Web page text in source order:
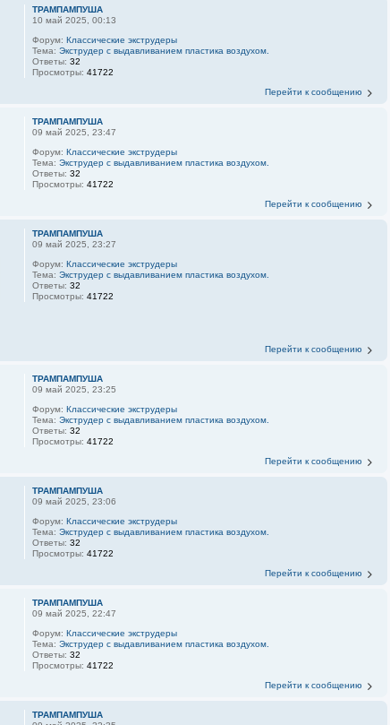
ТРАМПАМПУША
10 май 2025, 00:13
Форум: Классические экструдеры
Тема: Экструдер с выдавливанием пластика воздухом.
Ответы: 32
Просмотры: 41722
Перейти к сообщению
ТРАМПАМПУША
09 май 2025, 23:47
Форум: Классические экструдеры
Тема: Экструдер с выдавливанием пластика воздухом.
Ответы: 32
Просмотры: 41722
Перейти к сообщению
ТРАМПАМПУША
09 май 2025, 23:27
Форум: Классические экструдеры
Тема: Экструдер с выдавливанием пластика воздухом.
Ответы: 32
Просмотры: 41722
Перейти к сообщению
ТРАМПАМПУША
09 май 2025, 23:25
Форум: Классические экструдеры
Тема: Экструдер с выдавливанием пластика воздухом.
Ответы: 32
Просмотры: 41722
Перейти к сообщению
ТРАМПАМПУША
09 май 2025, 23:06
Форум: Классические экструдеры
Тема: Экструдер с выдавливанием пластика воздухом.
Ответы: 32
Просмотры: 41722
Перейти к сообщению
ТРАМПАМПУША
09 май 2025, 22:47
Форум: Классические экструдеры
Тема: Экструдер с выдавливанием пластика воздухом.
Ответы: 32
Просмотры: 41722
Перейти к сообщению
ТРАМПАМПУША